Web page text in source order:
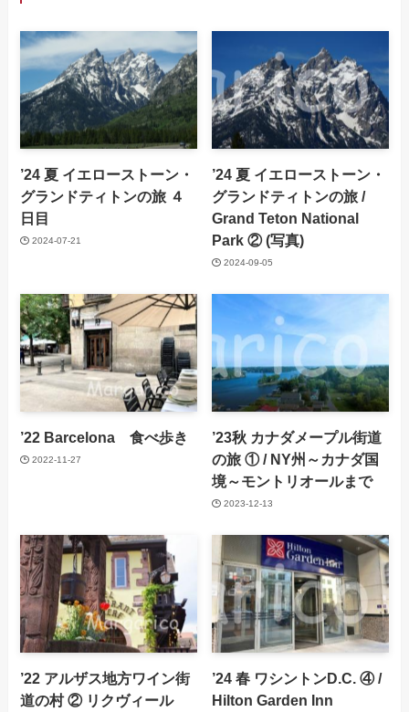
’24 夏 イエローストーン・
グランドティトンの旅 ４
日目
2024-07-21
’24 夏 イエローストーン・
グランドティトンの旅 /
Grand Teton National
Park ② (写真)
2024-09-05
’22 Barcelona 食べ歩き
2022-11-27
’23秋 カナダメープル街道
の旅 ① / NY州～カナダ国
境～モントリオールまで
2023-12-13
’22 アルザス地方ワイン街
道の村 ② リクヴィール
’24 春 ワシントンD.C. ④ /
Hilton Garden Inn